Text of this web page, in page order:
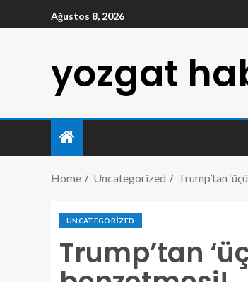
Ağustos 8, 2026
yozgat
Home Uncategorized Trump’tan
UNCATEGORIZED
Trump’tan